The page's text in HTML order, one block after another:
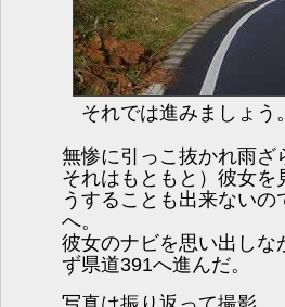
それでは進みましょう。
無惨に引っこ抜かれ雨
それはもともと）彼女を
うすることも出来ない
へ。
彼女のナビを思い出しな
ず県道391へ進んだ。